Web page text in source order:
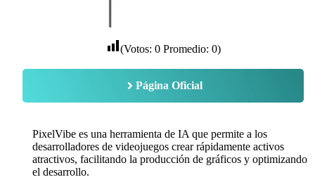
(Votos: 0Promedio: 0)
Página Oficial
PixelVibe es una herramienta de IA que permite a los
desarrolladores de videojuegos crear rápidamente activos
atractivos, facilitando la producción de gráficos y optimizando
el desarrollo.